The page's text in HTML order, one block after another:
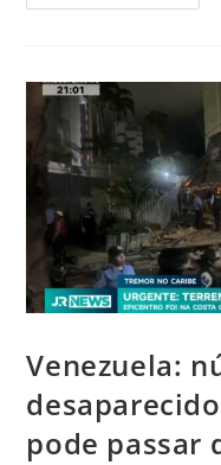
Venezuela:
pode passar